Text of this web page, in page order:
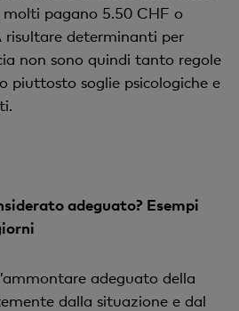
pagano 5.50 CHF o
determinanti per
non sono quindi tanto regole
piuttosto soglie psicologiche e
adeguato? Esempi
adeguato della
dalla situazione e dal